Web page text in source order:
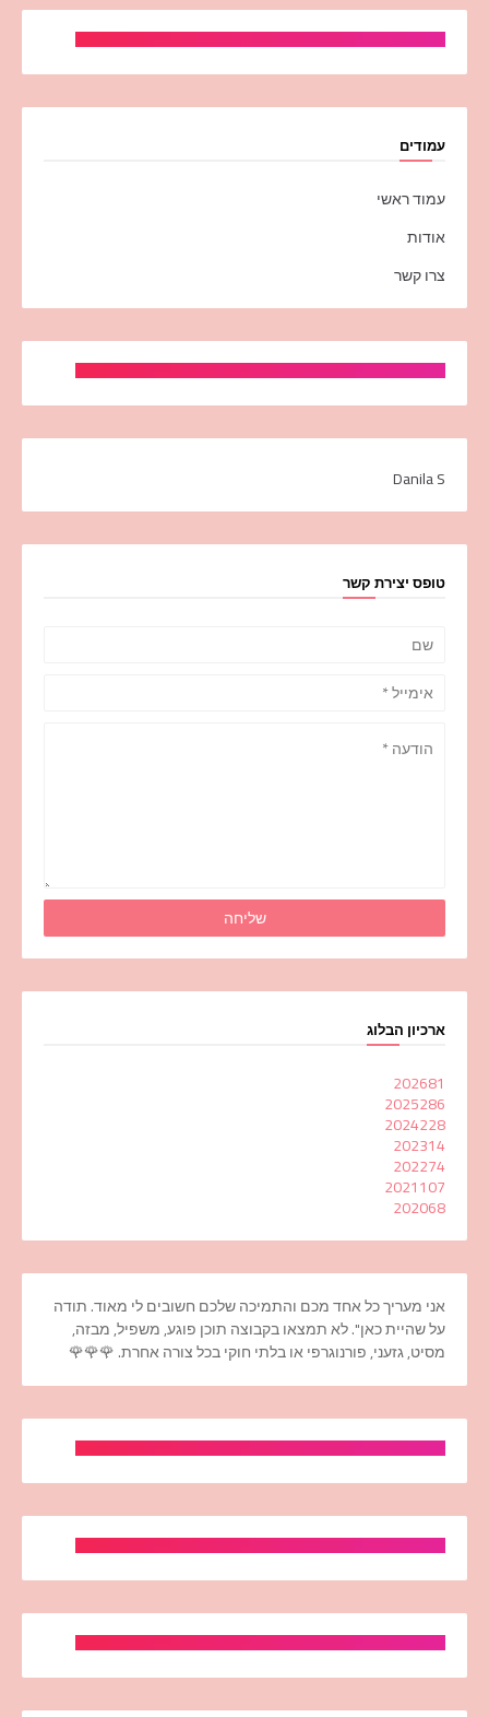
עמודים
עמוד ראשי
אודות
צרו קשר
Danila S
טופס יצירת קשר
ארכיון הבלוג
202681
2025286
2024228
202314
202274
2021107
202068
אני מעריך כל אחד מכם והתמיכה שלכם חשובים לי מאוד. תודה
על שהיית כאן". לא תמצאו בקבוצה תוכן פוגע, משפיל, מבזה,
מסיט, גזעני, פורנוגרפי או בלתי חוקי בכל צורה אחרת. 🌹🌹🌹